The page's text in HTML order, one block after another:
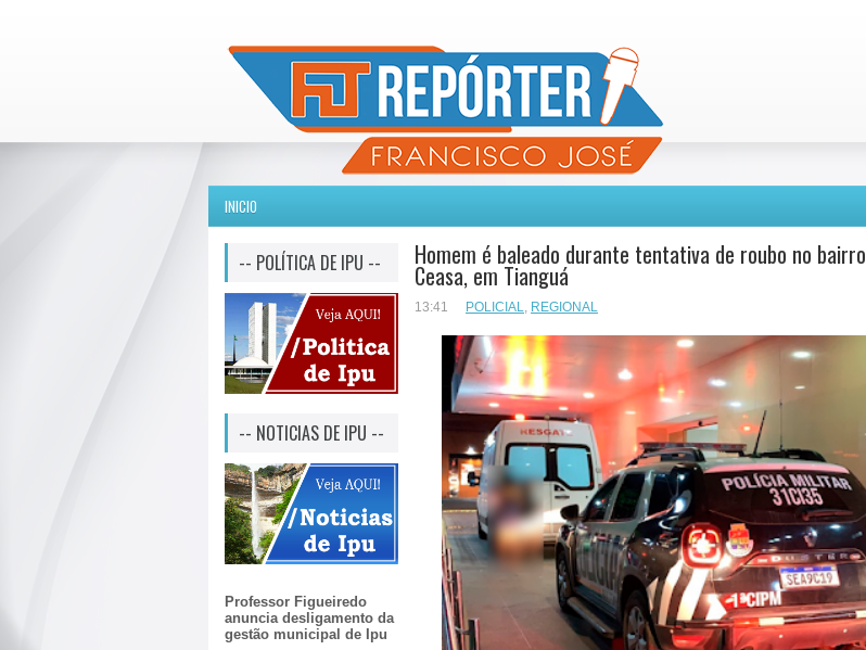
INICIO
-- POLÍTICA DE IPU --
-- NOTICIAS DE IPU --
Professor Figueiredo
anuncia desligamento da
gestão municipal de Ipu
Homem é baleado durante tentativa de roubo no bairro
Ceasa, em Tianguá
13:41 POLICIAL, REGIONAL